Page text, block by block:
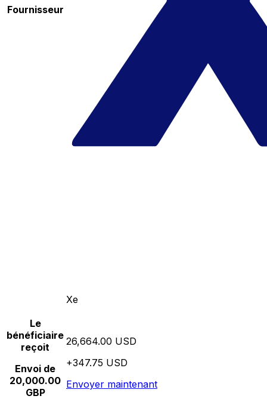
Fournisseur
Xe
Le
bénéficiaire
reçoit
Envoi de
20,000.00
GBP
26,664.00 USD
+347.75 USD
Envoyer maintenant